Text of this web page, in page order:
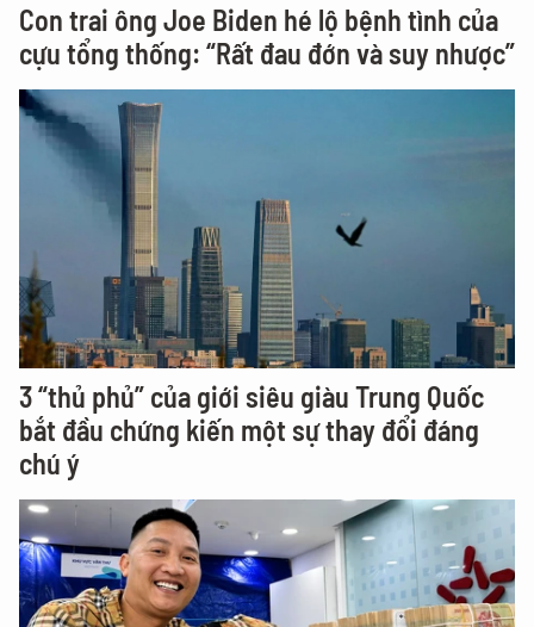
Con trai ông Joe Biden hé lộ bệnh tình của
cựu tổng thống: “Rất đau đớn và suy nhược”
3 “thủ phủ” của giới siêu giàu Trung Quốc
bắt đầu chứng kiến một sự thay đổi đáng
chú ý